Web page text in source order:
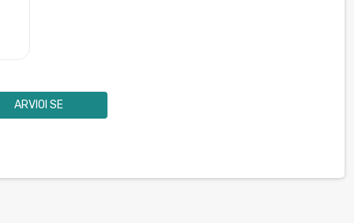
ARVIOI SE